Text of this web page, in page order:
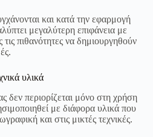
και κατά την εφαρμογή
μεγαλύτερη επιφάνεια με
τις πιθανότητες να δημιουργηθούν
υλικά
δεν περιορίζεται μόνο στη χρήση
με διάφορα υλικά που
και στις μικτές τεχνικές.